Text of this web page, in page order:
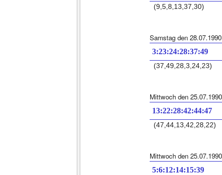
(9,5,8,13,37,30)
Samstag den 28.07.1990
3:23:24:28:37:49
(37,49,28,3,24,23)
Mittwoch den 25.07.1990
13:22:28:42:44:47
(47,44,13,42,28,22)
Mittwoch den 25.07.1990
5:6:12:14:15:39